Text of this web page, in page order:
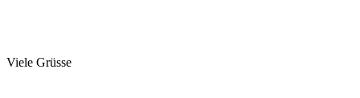
Viele Grüsse